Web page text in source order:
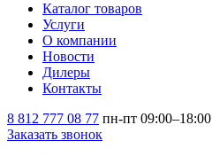
Каталог товаров
Услуги
О компании
Новости
Дилеры
Контакты
8 812 777 08 77 пн-пт 09:00–18:00
Заказать звонок